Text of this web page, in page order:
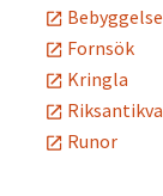
Fornsök
Kringla
Runor